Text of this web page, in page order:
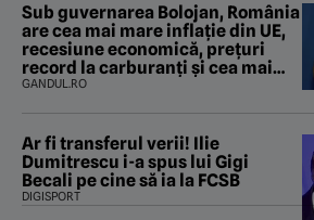
Sub guvernarea Bolojan, România
are cea mai mare inflație din UE,
recesiune economică, prețuri
record la carburanți și cea mai
gravă criză energetică de la
dacă își cere scuze
GANDUL.RO
Ar fi transferul verii! Ilie
Dumitrescu i-a spus lui Gigi
Becali pe cine să ia la FCSB
DIGISPORT